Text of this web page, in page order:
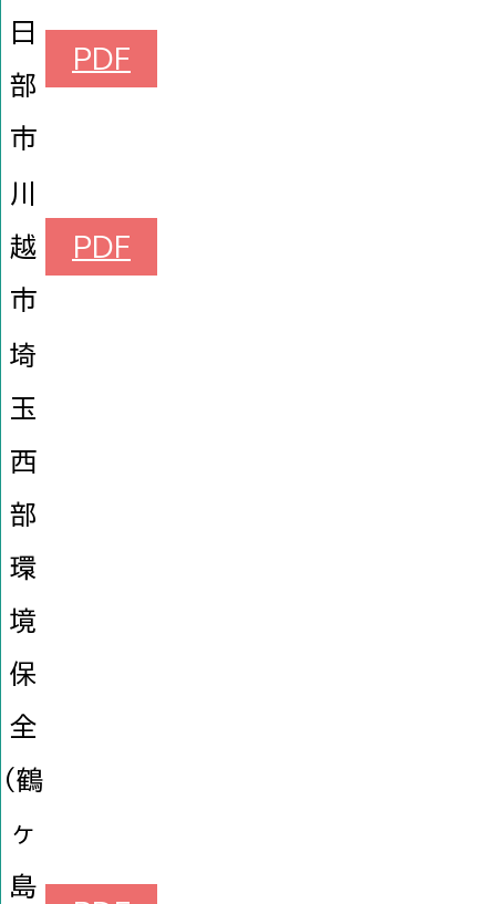
日
部
市
PDF
川
越
市
PDF
埼
玉
西
部
環
境
保
全
（鶴
ヶ
島